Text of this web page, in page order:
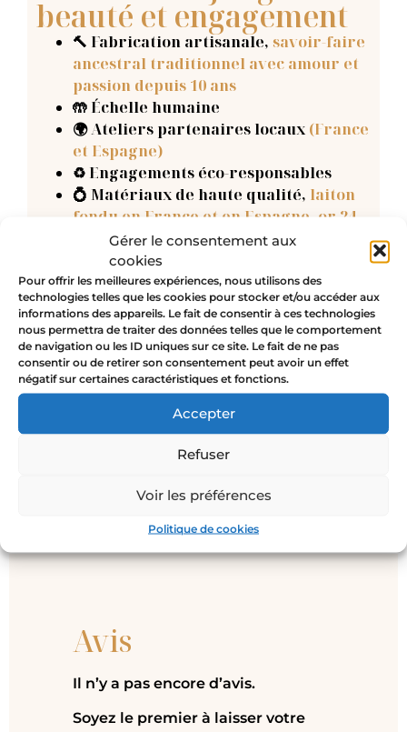
Gérer le consentement aux
cookies
Pour offrir les meilleures expériences, nous utilisons des
technologies telles que les cookies pour stocker et/ou accéder aux
informations des appareils. Le fait de consentir à ces technologies
nous permettra de traiter des données telles que le comportement
de navigation ou les ID uniques sur ce site. Le fait de ne pas
consentir ou de retirer son consentement peut avoir un effet
négatif sur certaines caractéristiques et fonctions.
Accepter
Refuser
Voir les préférences
Politique de cookies
beauté et engagement
🔨 Fabrication artisanale, savoir-faire
ancestral traditionnel avec amour et
passion depuis 10 ans
🤲 Échelle humaine
🌍 Ateliers partenaires locaux (France
et Espagne)
♻️ Engagements éco-responsables
💍 Matériaux de haute qualité, laiton
fondu en France et en Espagne, or 24
carats
💛 Créations porteuses de sens et
d’intentions particulièrespour que
son/sa futur/e destinataire reçoive
l’énergie bienveillante du bijou
Finition
Avis
Il n’y a pas encore d’avis.
Soyez le premier à laisser votre